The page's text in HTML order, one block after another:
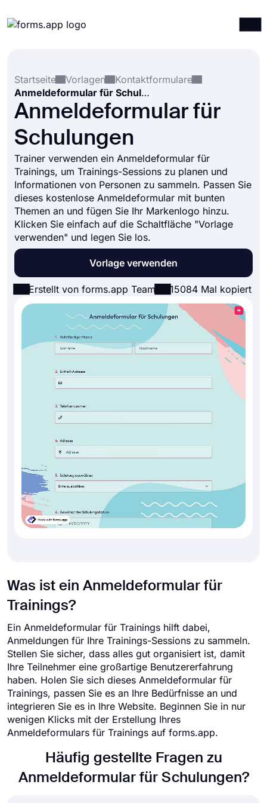
Integrationen
Vorlagen
Ressourcen
Startseite
Vorlagen
Kontaktformulare
Anmeldeformular für Schulungen
Anmeldeformular für
Schulungen
Trainer verwenden ein Anmeldeformular für
Trainings, um Trainings-Sessions zu planen und
Informationen von Personen zu sammeln. Passen Sie
dieses kostenlose Anmeldeformular mit bunten
Themen an und fügen Sie Ihr Markenlogo hinzu.
Klicken Sie einfach auf die Schaltfläche "Vorlage
verwenden" und legen Sie los.
Vorlage verwenden
Erstellt von forms.app Team 15084 Mal kopiert
Was ist ein Anmeldeformular für
Trainings?
Ein Anmeldeformular für Trainings hilft dabei,
Anmeldungen für Ihre Trainings-Sessions zu sammeln.
Stellen Sie sicher, dass alles gut organisiert ist, damit
Ihre Teilnehmer eine großartige Benutzererfahrung
haben. Holen Sie sich dieses Anmeldeformular für
Trainings, passen Sie es an Ihre Bedürfnisse an und
integrieren Sie es in Ihre Website. Beginnen Sie in nur
wenigen Klicks mit der Erstellung Ihres
Anmeldeformulars für Trainings auf forms.app.
Häufig gestellte Fragen zu
Anmeldeformular für Schulungen?